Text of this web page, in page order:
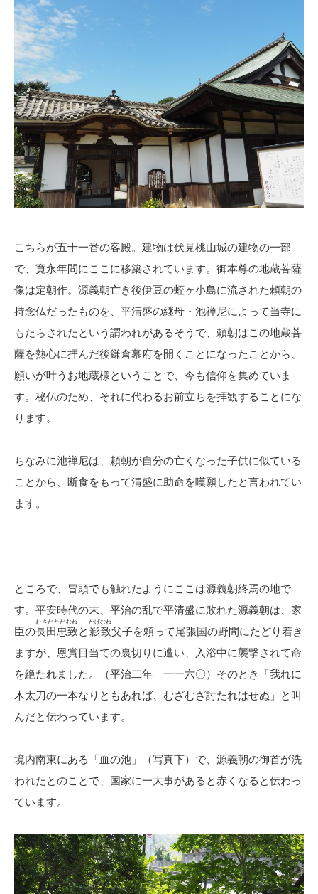
こちらが五十一番の客殿。建物は伏見桃山城の建物の一部
で、寛永年間にここに移築されています。御本尊の地蔵菩薩
像は定朝作。源義朝亡き後伊豆の蛭ヶ小島に流された頼朝の
持念仏だったものを、平清盛の継母・池禅尼によって当寺に
もたらされたという謂われがあるそうで、頼朝はこの地蔵菩
薩を熱心に拝んだ後鎌倉幕府を開くことになったことから、
願いが叶うお地蔵様ということで、今も信仰を集めていま
す。秘仏のため、それに代わるお前立ちを拝観することにな
ります。
ちなみに池禅尼は、頼朝が自分の亡くなった子供に似ている
ことから、断食をもって清盛に助命を嘆願したと言われてい
ます。
ところで、冒頭でも触れたようにここは源義朝終焉の地で
す。平安時代の末、平治の乱で平清盛に敗れた源義朝は、家
臣の長田忠致
おさだただむね
と 影致
かげむね
父子を頼って尾張国の野間にたどり着き
ますが、恩賞目当ての裏切りに遭い、入浴中に襲撃されて命
を絶たれました。（平治二年 一一六〇）そのとき「我れに
木太刀の一本なりともあれば、むざむざ討たれはせぬ」と叫
んだと伝わっています。
境内南東にある「血の池」（写真下）で、源義朝の御首が洗
われたとのことで、国家に一大事があると赤くなると伝わっ
ています。